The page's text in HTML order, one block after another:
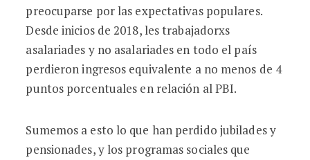
preocuparse por las expectativas populares.
Desde inicios de 2018, les trabajadorxs
asalariades y no asalariades en todo el país
perdieron ingresos equivalente a no menos de 4
puntos porcentuales en relación al PBI.
Sumemos a esto lo que han perdido jubilades y
pensionades, y los programas sociales que